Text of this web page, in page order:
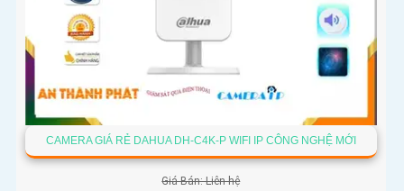
CAMERA GIÁ RẺ DAHUA DH-C4K-P WIFI IP CÔNG NGHỆ MỚI
Giá Bán: Liên hệ